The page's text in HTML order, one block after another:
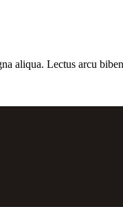
aliqua. Lectus arcu